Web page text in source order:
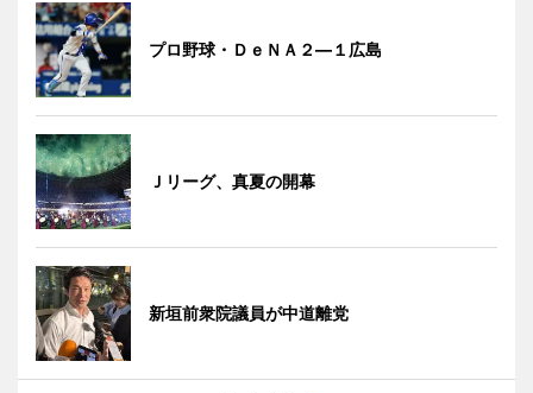
プロ野球・ＤｅＮＡ２―１広島
Ｊリーグ、真夏の開幕
新垣前衆院議員が中道離党